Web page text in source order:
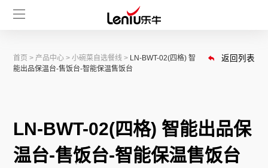
首页 > 产品中心 >小碗菜自选餐线 > LN-BWT-02(四格) 智
能出品保温台-售饭台-智能保温售饭台
返回列表
LN-BWT-02(四格) 智能出品保
温台-售饭台-智能保温售饭台